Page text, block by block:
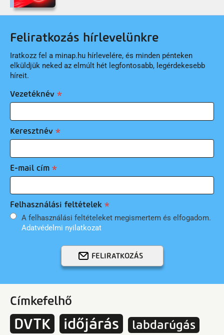
Feliratkozás hírlevelünkre
Iratkozz fel a minap.hu hírlevelére, és minden pénteken
elküldjük neked az elmúlt hét legfontosabb, legérdekesebb
híreit.
Vezetéknév
Keresztnév
E-mail cím
Felhasználási feltételek
A felhasználási feltételeket megismertem és elfogadom.
Adatvédelmi nyilatkozat
FELIRATKOZÁS
Címkefelhő
DVTK időjárás
labdarúgás